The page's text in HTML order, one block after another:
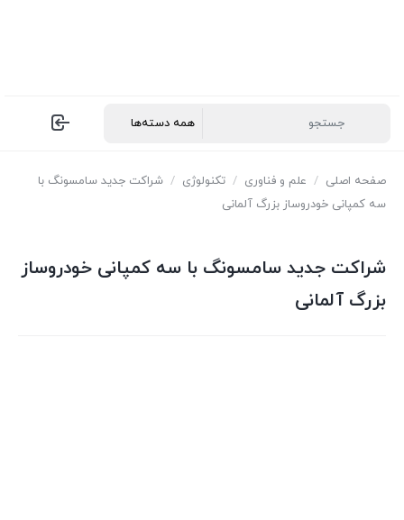
صفحه اصلی / علم و فناوری / تکنولوژی / شراکت جدید سامسونگ با
سه کمپانی خودروساز بزرگ آلمانی
شراکت جدید سامسونگ با سه کمپانی خودروساز
بزرگ آلمانی